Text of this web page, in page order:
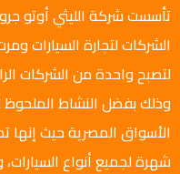
الشركات لتجارة السيارات
لتصبح واحدة من الشركات
وذلك بفضل النشاط
الأسواق المصرية حيث إنها
شهرة لجميع أنواع